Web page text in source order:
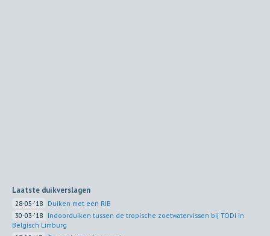
Laatste duikverslagen
28-05-'18 Duiken met een RIB
30-03-'18 Indoorduiken tussen de tropische zoetwatervissen bij TODI in
Belgisch Limburg